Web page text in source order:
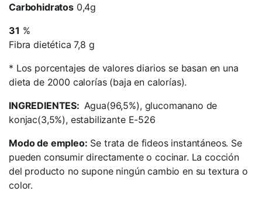
Carbohidratos0,4g
31 %
Fibra dietética 7,8 g
* Los porcentajes de valores diarios se basan en una
dieta de 2000 calorías (baja en calorías).
INGREDIENTES: Agua(96,5%), glucomanano de
konjac(3,5%), estabilizante E-526
Modo de empleo: Se trata de fideos instantáneos. Se
pueden consumir directamente o cocinar. La cocción
del producto no supone ningún cambio en su textura o
color.